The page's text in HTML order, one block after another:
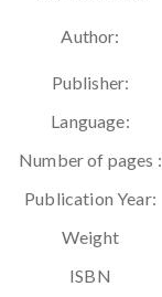
Author:
Publisher:
Language:
Number of pages :
Publication Year:
Weight
ISBN